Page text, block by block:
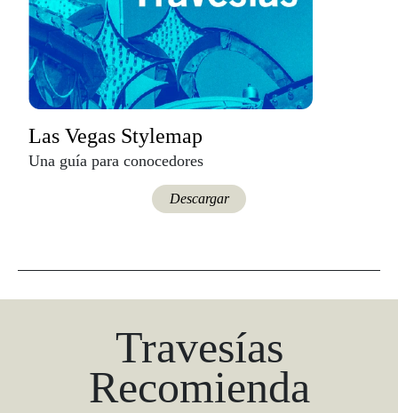
Las Vegas Stylemap
Una guía para conocedores
Descargar
Travesías
Recomienda